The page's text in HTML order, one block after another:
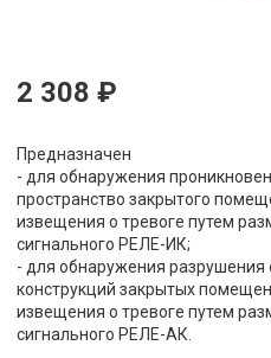
2 308 ₽
Предназначен
- для обнаружения
пространство закрытого
извещения о тревоге путем
сигнального РЕЛЕ-ИК;
- для обнаружения разрушения
конструкций закрытых
извещения о тревоге путем
сигнального РЕЛЕ-АК.